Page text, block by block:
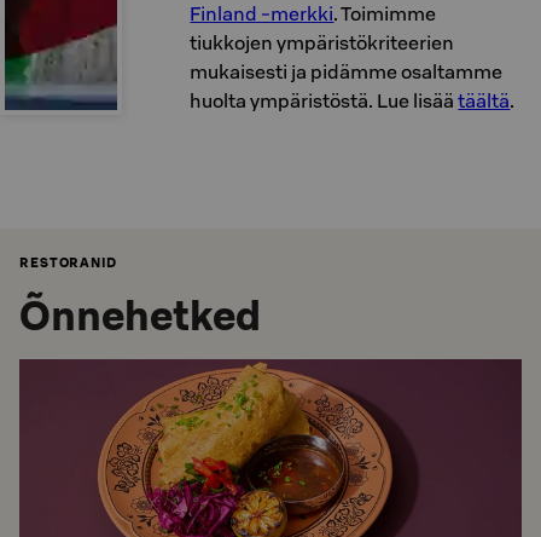
Finland -merkki. Toimimme
tiukkojen ympäristökriteerien
mukaisesti ja pidämme osaltamme
huolta ympäristöstä. Lue lisäätäältä.
RESTORANID
Õnnehetked